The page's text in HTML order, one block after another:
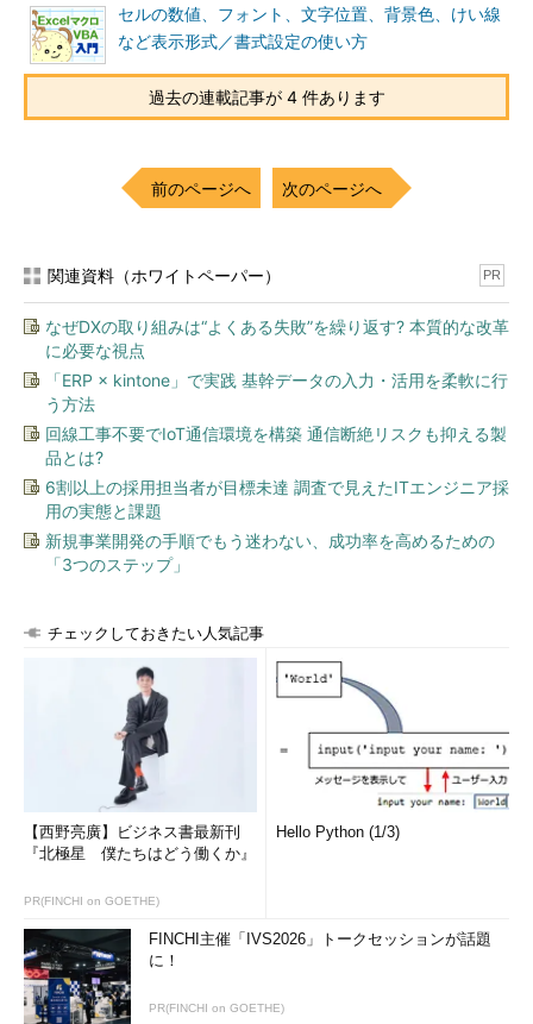
セルの数値、フォント、文字位置、背景色、けい線
など表示形式／書式設定の使い方
過去の連載記事が 4 件あります
前のページへ 次のページへ
関連資料（ホワイトペーパー） PR
なぜDXの取り組みは“よくある失敗”を繰り返す? 本質的な改革
に必要な視点
「ERP × kintone」で実践 基幹データの入力・活用を柔軟に行
う方法
回線工事不要でIoT通信環境を構築 通信断絶リスクも抑える製
品とは?
6割以上の採用担当者が目標未達 調査で見えたITエンジニア採
用の実態と課題
新規事業開発の手順でもう迷わない、成功率を高めるための
「3つのステップ」
チェックしておきたい人気記事
【西野亮廣】ビジネス書最新刊
『北極星 僕たちはどう働くか』
PR(FINCHI on GOETHE)
Hello Python (1/3)
FINCHI主催「IVS2026」トークセッションが話題
に！
PR(FINCHI on GOETHE)